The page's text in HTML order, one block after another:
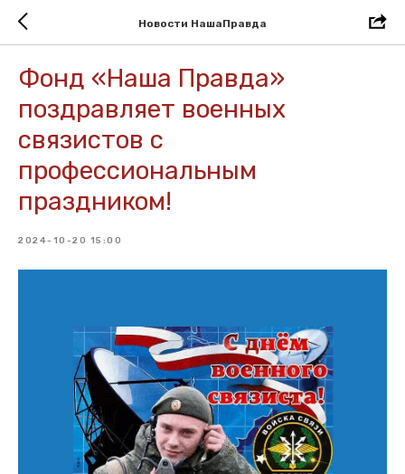
Новости НашаПравда
Фонд «Наша Правда»
поздравляет военных
связистов с
профессиональным
праздником!
2024-10-20 15:00